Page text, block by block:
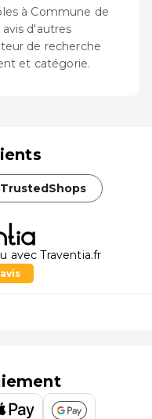
à Commune de
d'autres
de recherche
et catégorie.
TrustedShops
avec Traventia.fr